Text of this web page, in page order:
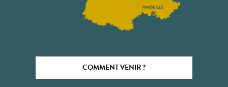
COMMENT VENIR ?